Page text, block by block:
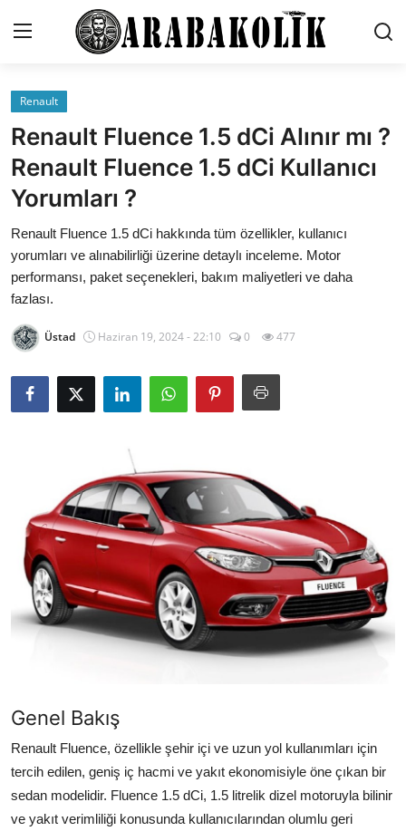
İletişim
Genel
Karşılaştırmalar
Testler
Markalar
Öneriler
Paketler
Renault
Renault Fluence 1.5 dCi Alınır mı ?
Renault Fluence 1.5 dCi Kullanıcı
Yorumları ?
Renault Fluence 1.5 dCi hakkında tüm özellikler, kullanıcı
yorumları ve alınabilirliği üzerine detaylı inceleme. Motor
performansı, paket seçenekleri, bakım maliyetleri ve daha
fazlası.
Üstad Haziran 19, 2024 - 22:10 0 477
Genel Bakış
Renault Fluence, özellikle şehir içi ve uzun yol kullanımları için
tercih edilen, geniş iç hacmi ve yakıt ekonomisiyle öne çıkan bir
sedan modelidir. Fluence 1.5 dCi, 1.5 litrelik dizel motoruyla bilinir
ve yakıt verimliliği konusunda kullanıcılarından olumlu geri